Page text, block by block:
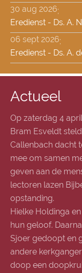
30 aug 2026;
Eredienst - Ds. A.
06 sept 2026;
Eredienst - Ds. A.
Actueel
Op zaterdag 4
Bram Esveldt
Callenbach dacht
mee om samen
geven aan de
lectoren lazen
opstanding.
Hielke Holdinga
hun geloof.
Sjoer gedoopt en
andere
doop een